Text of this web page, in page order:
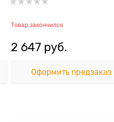
Товар закончился
2 647 руб.
Оформить предзаказ